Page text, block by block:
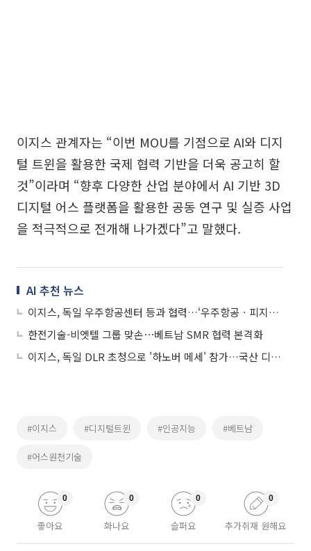
이지스 관계자는 “이번 MOU를 기점으로 AI와 디지
털 트윈을 활용한 국제 협력 기반을 더욱 공고히 할
것”이라며 “향후 다양한 산업 분야에서 AI 기반 3D
디지털 어스 플랫폼을 활용한 공동 연구 및 실증 사업
을 적극적으로 전개해 나가겠다”고 말했다.
AI 추천 뉴스
이지스, 독일 우주항공센터 등과 협력…‘우주항공ㆍ피지컬 AI 적용 디지털 트윈 기술’ 공개
한전기술-비엣텔 그룹 맞손⋯베트남 SMR 협력 본격화
이지스, 독일 DLR 초청으로 '하노버 메세' 참가…국산 디지털 트윈 유럽 진출 본격화
#이지스 #디지털트윈 #인공지능 #베트남
#어스원천기술
좋아요
0
화나요
0
슬퍼요
0
추가취재 원해요
0